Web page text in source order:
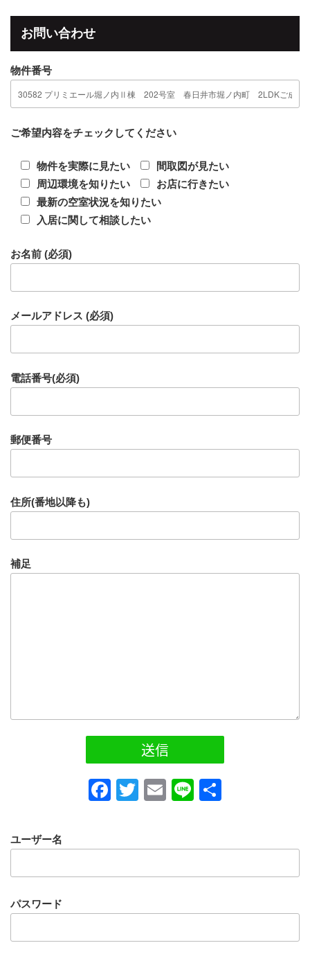
e
o
o
k
er
お問い合わせ
物件番号
ご希望内容をチェックしてください
物件を実際に見たい
間取図が見たい
周辺環境を知りたい
お店に行きたい
最新の空室状況を知りたい
入居に関して相談したい
お名前 (必須)
メールアドレス (必須)
電話番号(必須)
郵便番号
住所(番地以降も)
補足
F
e
b
k
T
er
E
Li
ユーザー名
パスワード